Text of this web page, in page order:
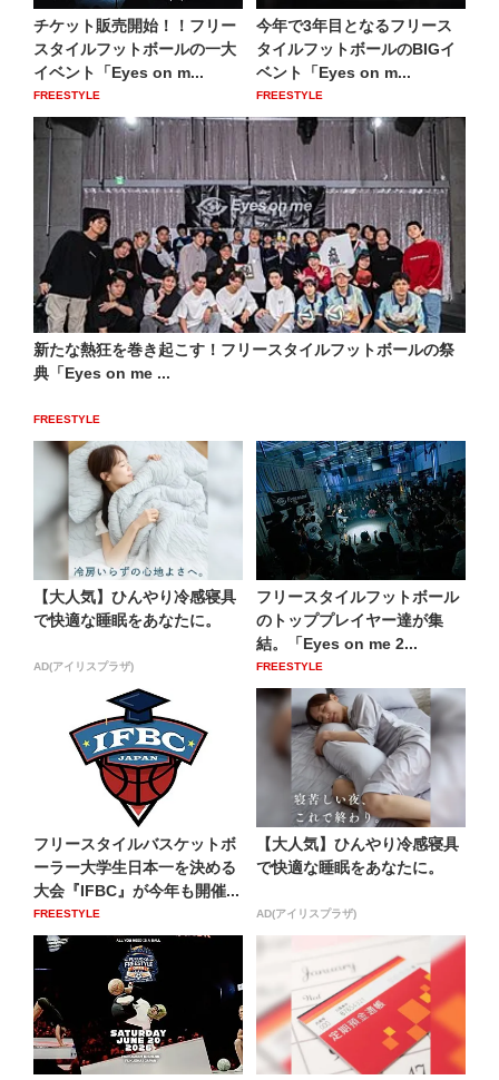
チケット販売開始！！フリー
スタイルフットボールの一大
イベント「Eyes on m...
FREESTYLE
今年で3年目となるフリース
タイルフットボールのBIGイ
ベント「Eyes on m...
FREESTYLE
新たな熱狂を巻き起こす！フリースタイルフットボールの祭
典「Eyes on me ...
FREESTYLE
【大人気】ひんやり冷感寝具
で快適な睡眠をあなたに。
AD(アイリスプラザ)
フリースタイルフットボール
のトッププレイヤー達が集
結。「Eyes on me 2...
FREESTYLE
フリースタイルバスケットボ
ーラー大学生日本一を決める
大会『IFBC』が今年も開催...
FREESTYLE
【大人気】ひんやり冷感寝具
で快適な睡眠をあなたに。
AD(アイリスプラザ)